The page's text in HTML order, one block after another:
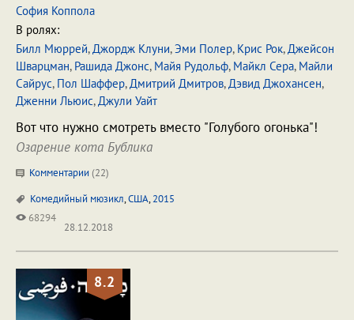
София Коппола
В ролях:
Билл Мюррей,Джордж Клуни,Эми Полер, Крис Рок,Джейсон
Шварцман, Рашида Джонс, Майя Рудольф, Майкл Сера, Майли
Сайрус, Пол Шаффер,Дмитрий Дмитров,Дэвид Джохансен,
Дженни Льюис,Джули Уайт
Вот что нужно смотреть вместо "Голубого огонька"!
Озарение кота Бублика
Комментарии (22)
Комедийный мюзикл,США,2015
68294
28.12.2018
8.2